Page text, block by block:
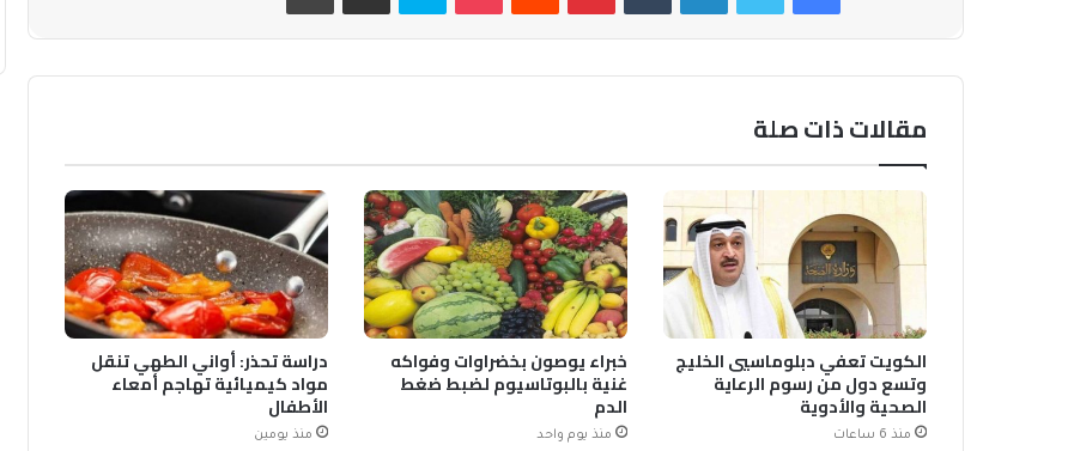
مقالات ذات صلة
الكويت تعفي دبلوماسيي الخليج
وتسع دول من رسوم الرعاية
الصحية والأدوية
منذ 6 ساعات
خبراء يوصون بخضراوات وفواكه
غنية بالبوتاسيوم لضبط ضغط
الدم
منذ يوم واحد
دراسة تحذر: أواني الطهي تنقل
مواد كيميائية تهاجم أمعاء
الأطفال
منذ يومين